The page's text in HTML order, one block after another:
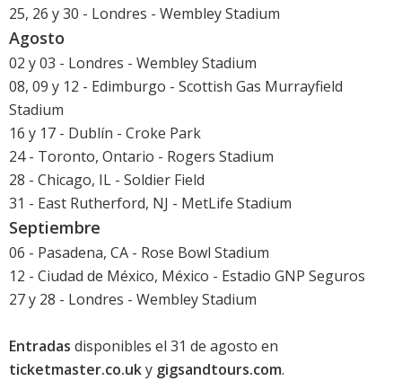
25, 26 y 30 - Londres - Wembley Stadium
Agosto
02 y 03 - Londres - Wembley Stadium
08, 09 y 12 - Edimburgo - Scottish Gas Murrayfield
Stadium
16 y 17 - Dublín - Croke Park
24 - Toronto, Ontario - Rogers Stadium
28 - Chicago, IL - Soldier Field
31 - East Rutherford, NJ - MetLife Stadium
Septiembre
06 - Pasadena, CA - Rose Bowl Stadium
12 - Ciudad de México, México - Estadio GNP Seguros
27 y 28 - Londres - Wembley Stadium
Entradas disponibles el 31 de agosto en
ticketmaster.co.uky gigsandtours.com.